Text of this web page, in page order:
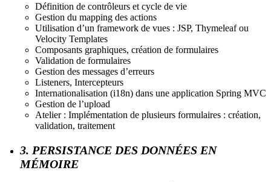
Définition de contrôleurs et cycle de vie
Gestion du mapping des actions
Utilisation d’un framework de vues : JSP, Thymeleaf ou
Velocity Templates
Composants graphiques, création de formulaires
Validation de formulaires
Gestion des messages d’erreurs
Listeners, Intercepteurs
Internationalisation (i18n) dans une application Spring MVC
Gestion de l’upload
Atelier : Implémentation de plusieurs formulaires : création,
validation, traitement
3. PERSISTANCE DES DONNÉES EN
MÉMOIRE